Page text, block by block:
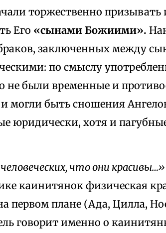
торжественно призывать
Его «сынами Божиими».
заключенных между
по смыслу
были временные и
могли быть сношения
юридически, хотя и
что они красивы…»
каинитянок физическая
первом плане (Ада, Цилла,
говорит именно о